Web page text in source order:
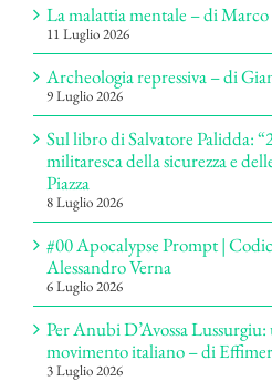
La malattia mentale – di
11 Luglio 2026
Archeologia repressiva – di
9 Luglio 2026
Sul libro di Salvatore Palidda:
militaresca della sicurezza e
Piazza
8 Luglio 2026
#00 Apocalypse Prompt |
Alessandro Verna
6 Luglio 2026
Per Anubi D’Avossa
movimento italiano – di
3 Luglio 2026